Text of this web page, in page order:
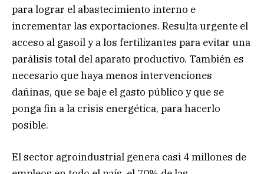
para lograr el abastecimiento interno e
incrementar las exportaciones. Resulta urgente el
acceso al gasoil y a los fertilizantes para evitar una
parálisis total del aparato productivo. También es
necesario que haya menos intervenciones
dañinas, que se baje el gasto público y que se
ponga fin a la crisis energética, para hacerlo
posible.
El sector agroindustrial genera casi 4 millones de